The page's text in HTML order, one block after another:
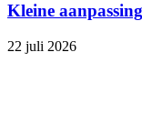
Kleine
22 juli 2026